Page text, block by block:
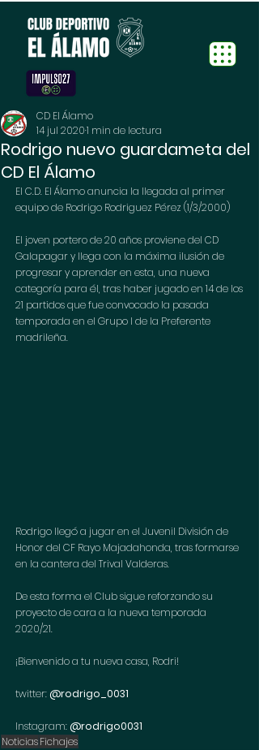
Rodrigo nuevo guardameta del
CD El Álamo
CD El Álamo
14 jul 20201 min de lectura
El C.D. El Álamo anuncia la llegada al primer
equipo de Rodrigo Rodriguez Pérez (1/3/2000)
El joven portero de 20 años proviene del CD
Galapagar y llega con la máxima ilusión de
progresar y aprender en esta, una nueva
categoría para él, tras haber jugado en 14 de los
21 partidos que fue convocado la pasada
temporada en el Grupo I de la Preferente
madrileña.
Rodrigo llegó a jugar en el Juvenil División de
Honor del CF Rayo Majadahonda, tras formarse
en la cantera del Trival Valderas.
De esta forma el Club sigue reforzando su
proyecto de cara a la nueva temporada
2020/21.
¡Bienvenido a tu nueva casa, Rodri!
twitter: @rodrigo_0031
Instagram: @rodrigo0031
NoticiasFichajes